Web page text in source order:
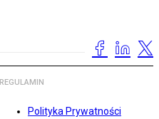
REGULAMIN
Polityka Prywatności